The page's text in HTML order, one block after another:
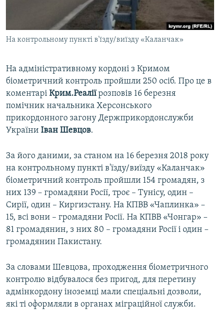
УКРАЇНСЬКА ПРОБЛЕМА КРИМУ
ІНФОГРАФІКА
Усі сайти RFE/RL
На контрольному пункті в'їзду/виїзду «Каланчак»
На адміністративному кордоні з Кримом
біометричний контроль пройшли 250 осіб. Про це в
коментарі Крим.Реаліїрозповів 16 березня
помічник начальника Херсонського
прикордонного загону Держприкордонслужби
України Іван Шевцов.
За його даними, за станом на 16 березня 2018 року
на контрольному пункті в'їзду/виїзду «Каланчак»
біометричний контроль пройшли 154 громадян, з
них 139 – громадяни Росії, троє – Тунісу, один –
Сирії, один – Киргизстану. На КПВВ «Чаплинка» –
15, всі вони – громадяни Росії. На КПВВ «Чонгар» –
81 громадянин, з них 80 – громадяни Росії і один –
громадянин Пакистану.
За словами Шевцова, проходження біометричного
контролю відбувалося без пригод, для перетину
адмінкордону іноземці мали спеціальні дозволи,
які ті оформляли в органах міграційної служби.